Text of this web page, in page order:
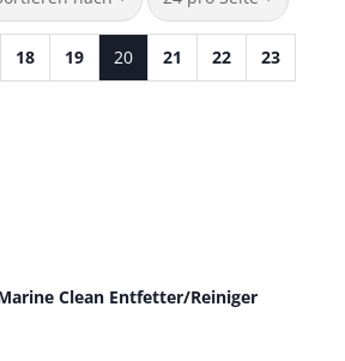
18 19 20 21 22 23